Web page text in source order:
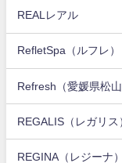
REALレアル
RefletSpa（ルフレ）
Refresh（愛媛県松山
REGALIS（レガリス
REGINA（レジーナ